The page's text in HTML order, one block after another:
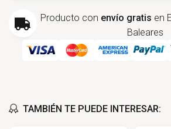
Producto con envío gratis en
Baleares
TAMBIÉN TE PUEDE INTERESAR: